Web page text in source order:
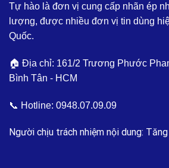
Tự hào là đơn vị cung cấp nhãn ép
lượng, được nhiều đơn vị tin dùng
Quốc.
🏠 Địa chỉ: 161/2 Trương Phước
Bình Tân - HCM
📞 Hotline: 0948.07.09.09
Người chịu trách nhiệm nội dung: